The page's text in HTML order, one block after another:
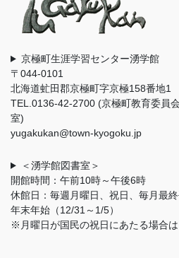
京極町生涯学習センター湧学館
〒044-0101
北海道虻田郡京極町字京極158番地1
TEL.0136-42-2700 (京極町教育委
室)
yugakukan@town-kyogoku.jp
＜湧学館図書室＞
開館時間：午前10時～午後6時
休館日：毎週月曜日、祝日、毎月最終
年末年始（12/31～1/5）
※月曜日が国民の祝日にあたる場合